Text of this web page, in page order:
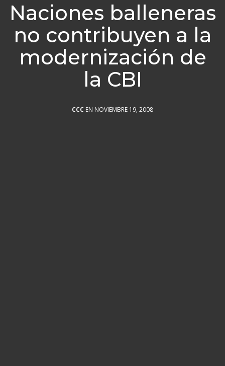
Naciones balleneras
no contribuyen a la
modernización de
la CBI
CCC EN NOVIEMBRE 19, 2008